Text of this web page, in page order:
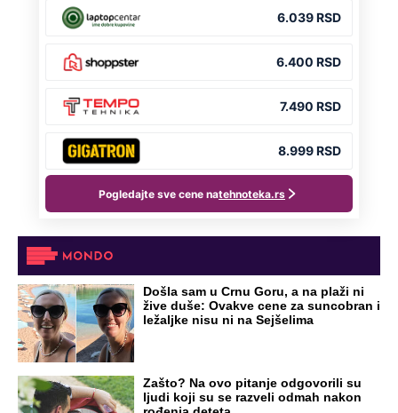
OD NAVODNOG HEROJA DO BRUTALNOG UBICE
GENERAL IVAN STRELJAO SRBE, A
HRVATI GA SLAVILI KAO HEROJA KNINA:
Par godina kasnije išao od kuće do kuće i
UBIJAO!